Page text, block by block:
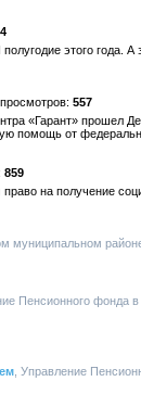
этого года. А
557
«Гарант» прошел
помощь от
859
на получение
муниципальном
Пенсионного фонда
, Управление